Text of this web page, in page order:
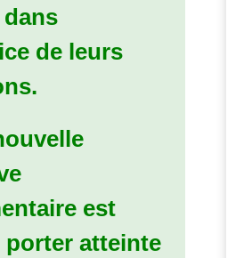
dans
de leurs
est
porter atteinte